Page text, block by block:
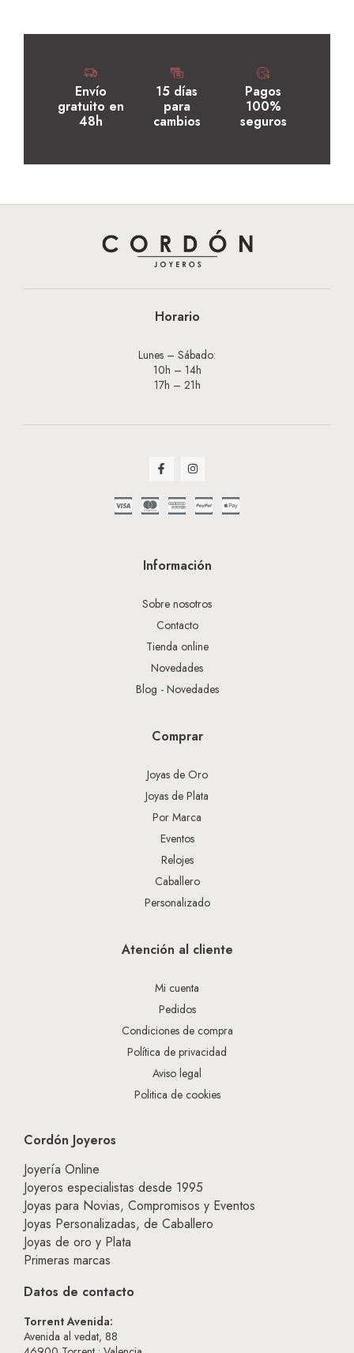
Envío
gratuito en
48h
15 días
para
cambios
Pagos
100%
seguros
Horario
Lunes – Sábado:
10h – 14h
17h – 21h
Información
Sobre nosotros
Contacto
Tienda online
Novedades
Blog - Novedades
Comprar
Joyas de Oro
Joyas de Plata
Por Marca
Eventos
Relojes
Caballero
Personalizado
Atención al cliente
Mi cuenta
Pedidos
Condiciones de compra
Política de privacidad
Aviso legal
Politica de cookies
Cordón Joyeros
Joyería Online
Joyeros especialistas desde 1995
Joyas para Novias, Compromisos y Eventos
Joyas Personalizadas, de Caballero
Joyas de oro y Plata
Primeras marcas
Datos de contacto
Torrent Avenida:
Avenida al vedat, 88